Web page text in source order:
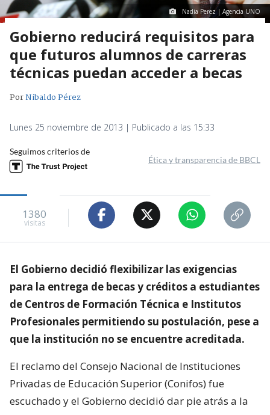
Nadia Perez | Agencia UNO
Gobierno reducirá requisitos para
que futuros alumnos de carreras
técnicas puedan acceder a becas
PorNibaldo Pérez
Lunes 25 noviembre de 2013 | Publicado a las 15:33
Seguimos criterios de
Ética y transparencia de BBCL
1380
visitas
El Gobierno decidió flexibilizar las exigencias
para la entrega de becas y créditos a estudiantes
de Centros de Formación Técnica e Institutos
Profesionales permitiendo su postulación, pese a
que la institución no se encuentre acreditada.
El reclamo del Consejo Nacional de Instituciones
Privadas de Educación Superior (Conifos) fue
escuchado y el Gobierno decidió dar pie atrás a la